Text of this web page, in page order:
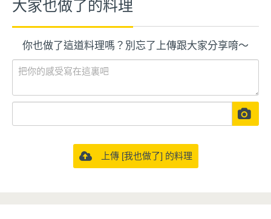
大家也做了的料理
你也做了這道料理嗎？別忘了上傳跟大家分享唷～
上傳 [我也做了] 的料理